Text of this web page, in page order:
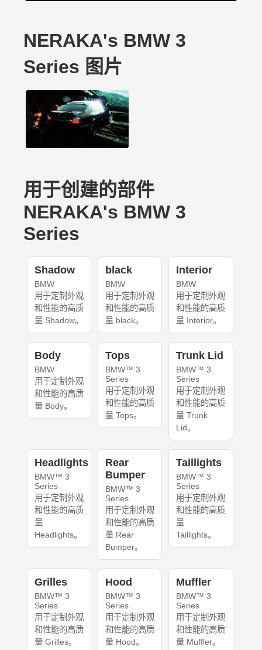
NERAKA's BMW 3
Series 图片
用于创建的部件
NERAKA's BMW 3
Series
Shadow
BMW
用于定制外观
和性能的高质
量 Shadow。
black
BMW
用于定制外观
和性能的高质
量 black。
Interior
BMW
用于定制外观
和性能的高质
量 Interior。
Body
BMW
用于定制外观
和性能的高质
量 Body。
Tops
BMW™ 3
Series
用于定制外观
和性能的高质
量 Tops。
Trunk Lid
BMW™ 3
Series
用于定制外观
和性能的高质
量 Trunk
Lid。
Headlights
BMW™ 3
Series
用于定制外观
和性能的高质
量
Headlights。
Rear
Bumper
BMW™ 3
Series
用于定制外观
和性能的高质
量 Rear
Bumper。
Taillights
BMW™ 3
Series
用于定制外观
和性能的高质
量
Taillights。
Grilles
BMW™ 3
Series
用于定制外观
和性能的高质
量 Grilles。
Hood
BMW™ 3
Series
用于定制外观
和性能的高质
量 Hood。
Muffler
BMW™ 3
Series
用于定制外观
和性能的高质
量 Muffler。